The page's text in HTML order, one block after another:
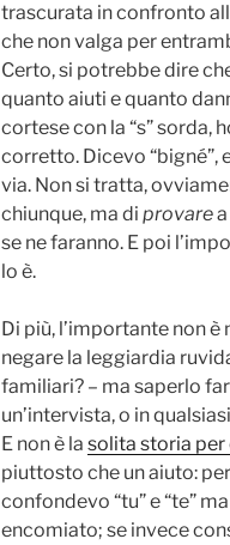
trascurata in confronto
che non valga per
Certo, si potrebbe dire
quanto aiuti e quanto
cortese con la “s” sorda,
corretto. Dicevo “bigné”,
via. Non si tratta,
chiunque, ma di provare
se ne faranno. E poi
lo è.
Di più, l’importante non
negare la leggiardia
familiari? – ma saperlo
un’intervista, o in
E non è la solita storia per
piuttosto che un aiuto:
confondevo “tu” e “te”
encomiato; se invece